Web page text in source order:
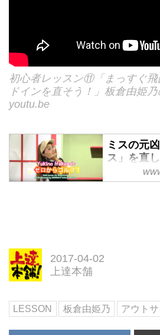
初心者レッスン⑪「まっすぐ飛
ドインを直そう！」板倉由姫
youtu.be
ミスの元
ス」を直
教える5
レッスン
2017-04-02
上達本舗
LESSON 板倉由姫乃 アウト